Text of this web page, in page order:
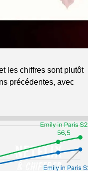
les chiffres sont plutôt
précédentes, avec